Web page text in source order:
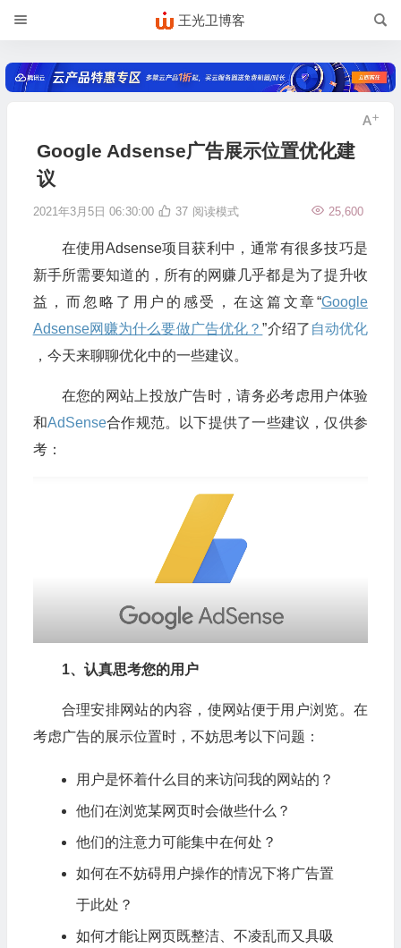
王光卫博客
Google Adsense广告展示位置优化建
议
2021年3月5日 06:30:00 25,600
37 阅读模式
在使用Adsense项目获利中，通常有很多技巧是
新手所需要知道的，所有的网赚几乎都是为了提升收
益，而忽略了用户的感受，在这篇文章“Google
Adsense网赚为什么要做广告优化？”介绍了 自动优化
，今天来聊聊优化中的一些建议。
在您的网站上投放广告时，请务必考虑用户体验
和AdSense合作规范。以下提供了一些建议，仅供参
考：
1、 认真思考您的用户
合理安排网站的内容，使网站便于用户浏览。在
考虑广告的展示位置时，不妨思考以下问题：
用户是怀着什么目的来访问我的网站的？
他们在浏览某网页时会做些什么？
他们的注意力可能集中在何处？
如何在不妨碍用户操作的情况下将广告置
于此处？
如何才能让网页既整洁、不凌乱而又具吸